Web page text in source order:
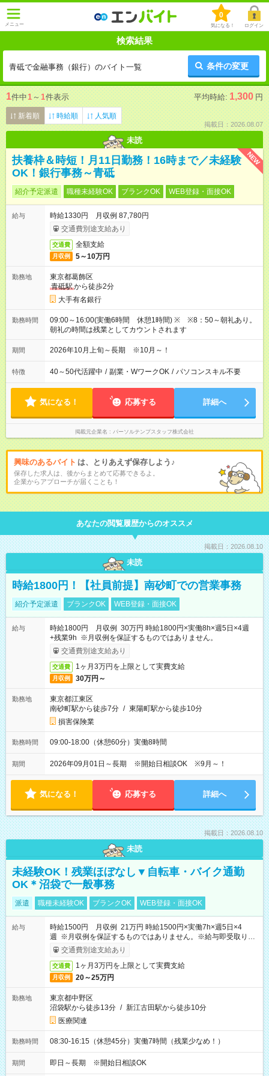
メニュー
0
気になる！ ログイン
検索結果
青砥で金融事務（銀行）のバイト一覧 条件の変更
1件中1 ～ 1件表示 平均時給: 1,300 円
新着順 時給順 人気順
掲載日：2026.08.07
未読
NEW
扶養枠＆時短！月11日勤務！16時まで／未経験
OK！銀行事務～青砥
紹介予定派遣 職種未経験OK ブランクOK WEB登録・面接OK
給与
時給1330円 月収例 87,780円
交通費別途支給あり
交通費 全額支給
月収例 5～10万円
勤務地
東京都葛飾区
青砥駅から徒歩2分
大手有名銀行
勤務時間
09:00～16:00(実働6時間 休憩1時間) ※ ※8：50～朝礼あり。
朝礼の時間は残業としてカウントされます
期間 2026年10月上旬～長期 ※10月～！
特徴 40～50代活躍中 / 副業・WワークOK / パソコンスキル不要
気になる！ 応募する 詳細へ
掲載元企業名 パーソルテンプスタッフ株式会社
興味のあるバイト は、とりあえず保存しよう♪
保存した求人は、後からまとめて応募できるよ。
企業からアプローチが届くことも！
あなたの閲覧履歴からのオススメ
掲載日：2026.08.10
未読
時給1800円！【社員前提】南砂町での営業事務
紹介予定派遣 ブランクOK WEB登録・面接OK
給与
時給1800円 月収例 30万円 時給1800円×実働8h×週5日×4週
+残業9h ※月収例を保証するものではありません。
交通費別途支給あり
交通費 1ヶ月3万円を上限として実費支給
月収例 30万円～
勤務地
東京都江東区
南砂町駅から徒歩7分 / 東陽町駅から徒歩10分
損害保険業
勤務時間 09:00-18:00（休憩60分）実働8時間
期間 2026年09月01日～長期 ※開始日相談OK ※9月～！
気になる！ 応募する 詳細へ
掲載日：2026.08.10
未読
未経験OK！残業ほぼなし▼自転車・バイク通勤
OK＊沼袋で一般事務
派遣 職種未経験OK ブランクOK WEB登録・面接OK
給与
時給1500円 月収例 21万円 時給1500円×実働7h×週5日×4
週 ※月収例を保証するものではありません。※給与即受取りサ
ービス利用可（利用条件有）
交通費別途支給あり
交通費 1ヶ月3万円を上限として実費支給
月収例 20～25万円
勤務地
東京都中野区
沼袋駅から徒歩13分 / 新江古田駅から徒歩10分
医療関連
勤務時間 08:30-16:15（休憩45分）実働7時間（残業少なめ！）
期間 即日～長期 ※開始日相談OK